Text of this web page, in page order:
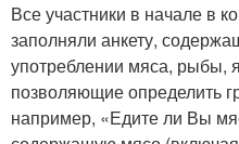
Все участники в начале в
заполняли анкету,
употреблении мяса, рыбы,
позволяющие определить
например, «Едите ли Вы